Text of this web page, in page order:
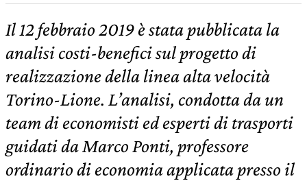
Il 12 febbraio 2019 è stata pubblicata la
analisi costi-benefici sul progetto di
realizzazione della linea alta velocità
Torino-Lione. L’analisi, condotta da un
team di economisti ed esperti di trasporti
guidati da Marco Ponti, professore
ordinario di economia applicata presso il